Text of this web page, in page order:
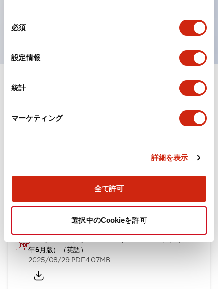
必須
設定情報
統計
マーケティング
詳細を表示
全て許可
選択中のCookieを許可
UL、CSA、TÜV、CCC認証品。
ドキュメントとファイル
年6月版）（日本語）
4.92MB
年6月版）（英語）
2025/08/29.PDF4.07MB